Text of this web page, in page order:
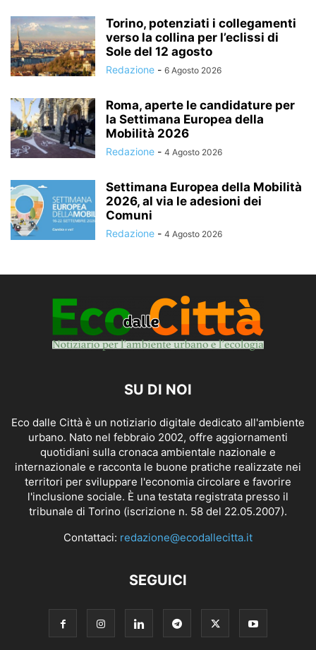
Torino, potenziati i collegamenti
verso la collina per l’eclissi di
Sole del 12 agosto
Redazione - 6 Agosto 2026
Roma, aperte le candidature per
la Settimana Europea della
Mobilità 2026
Redazione - 4 Agosto 2026
Settimana Europea della Mobilità
2026, al via le adesioni dei
Comuni
Redazione - 4 Agosto 2026
SU DI NOI
Eco dalle Città è un notiziario digitale dedicato all'ambiente
urbano. Nato nel febbraio 2002, offre aggiornamenti
quotidiani sulla cronaca ambientale nazionale e
internazionale e racconta le buone pratiche realizzate nei
territori per sviluppare l'economia circolare e favorire
l'inclusione sociale. È una testata registrata presso il
tribunale di Torino (iscrizione n. 58 del 22.05.2007).
Contattaci: redazione@ecodallecitta.it
SEGUICI